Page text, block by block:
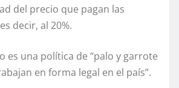
del precio que pagan las
decir, al 20%.
es una política de “palo y garrote
en forma legal en el país”.